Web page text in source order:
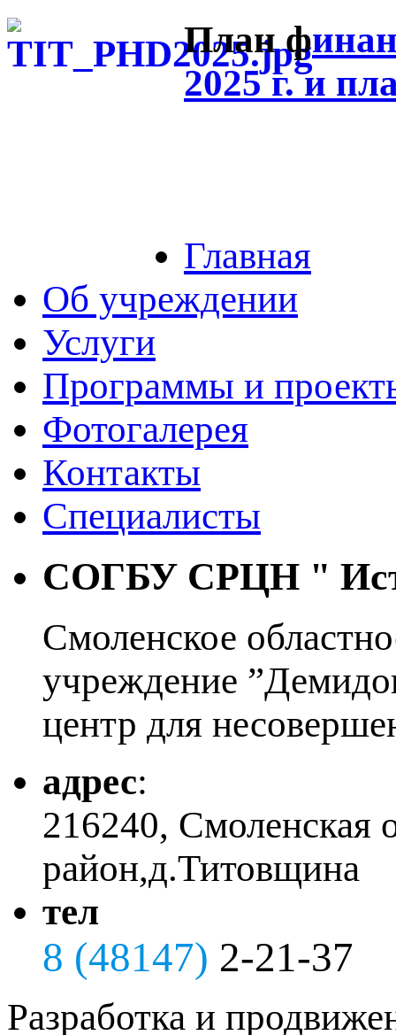
План ф
2025 г. и
Главная
Об учреждении
Услуги
Программы и
Фотогалерея
Контакты
Специалисты
СОГБУ СРЦН "
Смоленское
учреждение
центр для
адрес:
216240, Смоленская
район,д.Титовщина
тел
8 (48147) 2-21-37
Разработка и